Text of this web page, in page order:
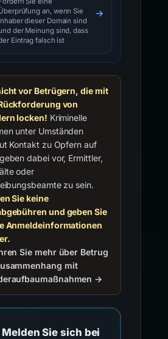
an, wenn Sie
dieser Domain sind
der Meinung sind, dass
Eintrag falsch ist
vor Betrügern, die mit
von
locken! Kriminelle
unter Umständen
Kontakt zu Opfern auf
dabei vor, Ermittler,
oder
zu sein.
Sie keine
und geben Sie
Anmeldeinformationen
Sie mehr über Betrug
mit
→
Melden Sie sich bei